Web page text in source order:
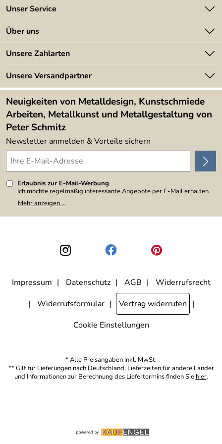
Das Montagematerial liefern wir ebenfalls mit.
Unser Service
Kontakt
Kundeninformationen
Newsletter
Lieferbedingungen
Über uns
Angebote
Kundenbewertungen (394)
4,9/5
Unsere Zahlarten
Unsere Versandpartner
Neuigkeiten von Metalldesign, Kunstschmiede
Arbeiten, Metallkunst und Metallgestaltung von
Peter Schmitz
Newsletter anmelden & Vorteile sichern
Erlaubnis zur E-Mail-Werbung
Ich möchte regelmäßig interessante Angebote per E-Mail erhalten.
Meine E-Mail-Adresse wird nicht an andere Unternehmen
weitergegeben. Zu statistischen Zwecken wird in anonymer Form
den Link "Abmelden" am Ende des Newsletters anklicke. Die
Datenschutzerklärung
habe ich zur Kenntnis genommen.
Mehr anzeigen ...
Impressum Datenschutz AGB
Widerrufsrecht
Widerrufsformular
Vertrag widerrufen
Cookie Einstellungen
* Alle Preisangaben inkl. MwSt.
** Gilt für Lieferungen nach Deutschland. Lieferzeiten für andere Länder
und Informationen zur Berechnung des Liefertermins finden Sie hier.